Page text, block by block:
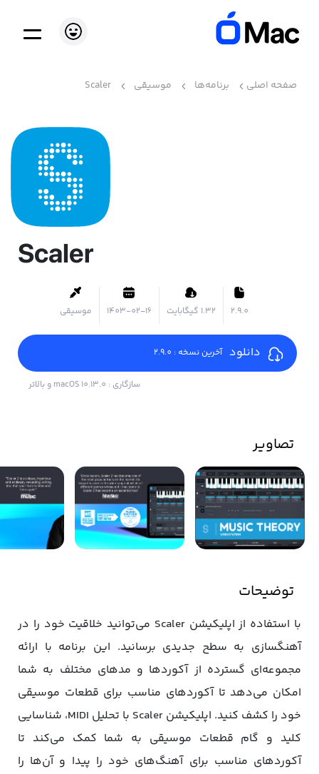
صفحه اصلی برنامه‌ها موسیقی Scaler
Scaler
2.9.0 ۱.۳۲ گیگابایت 1403-02-16 موسیقی
دانلود آخرین نسخه : 2.9.0
سازگاری : macOS 10.13.0 و بالاتر
تصاویر
توضیحات
با استفاده از اپلیکیشن Scaler می‌توانید خلاقیت خود را در
آهنگسازی به سطح جدیدی برسانید. این برنامه با ارائه
مجموعه‌ای گسترده از آکوردها و مدهای مختلف به شما
امکان می‌دهد تا آکوردهای مناسب برای قطعات موسیقی
خود را کشف کنید. اپلیکیشن Scaler با تحلیل MIDI، شناسایی
کلید و گام قطعات موسیقی به شما کمک می‌کند تا
آکوردهای مناسب برای آهنگ‌های خود را پیدا و آن‌ها را